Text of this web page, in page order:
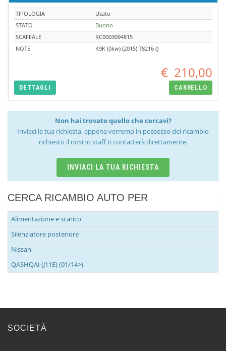
TIPOLOGIA
Usato
STATO
Buono
SCAFFALE
RC0003094815
NOTE
K9K (0kw) (2015) T8216 ()
€ 210,00
DETTAGLI CARRELLO
Non hai trovato quello che cercavi?
Inviaci la tua richiesta, appena verremo in possesso del ricambio
richiesto il nostro staff ti contatterà direttamente.
INVIACI LA TUA RICHIESTA
CERCA RICAMBIO AUTO PER
Alimentazione e scarico
Silenziatore posteriore
Nissan
QASHQAI (J11E) (01/14>)
SOCIETÀ